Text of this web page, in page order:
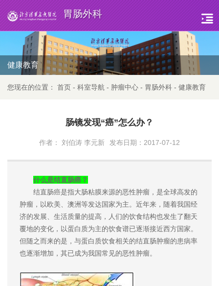
胃肠外科
健康教育
您现在的位置： 首页 - 科室导航 - 肿瘤中心 - 胃肠外科 - 健康教育
肠镜发现“癌”怎么办？
作者： 刘伯涛 李元新 发布日期：2017-07-12
什么是结直肠癌？
结直肠癌是指大肠粘膜来源的恶性肿瘤，是全球高发的
肿瘤，以欧美、澳洲等发达国家为主。近年来，随着我国经
济的发展、生活质量的提高，人们的饮食结构也发生了翻天
覆地的变化，以蛋白质为主的饮食谱已逐渐接近西方国家。
但随之而来的是，与蛋白质饮食相关的结直肠肿瘤的患病率
也逐渐增加，其已成为我国常见的恶性肿瘤。